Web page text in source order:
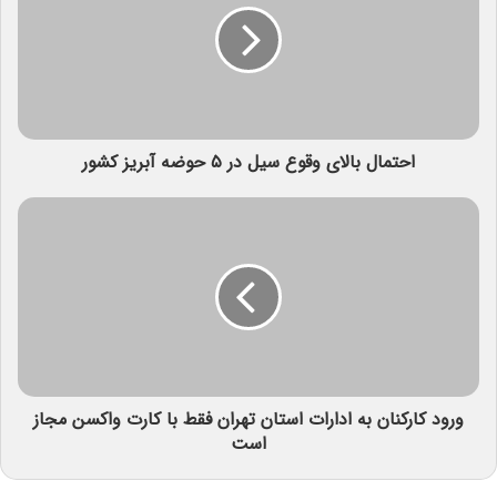
احتمال بالای وقوع سیل در ۵ حوضه آبریز کشور
ورود کارکنان به ادارات استان تهران فقط با کارت واکسن مجاز
است